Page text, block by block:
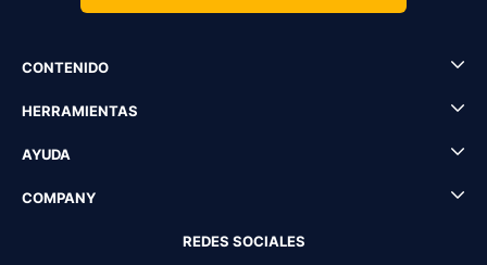
CONTENIDO
HERRAMIENTAS
AYUDA
COMPANY
REDES SOCIALES